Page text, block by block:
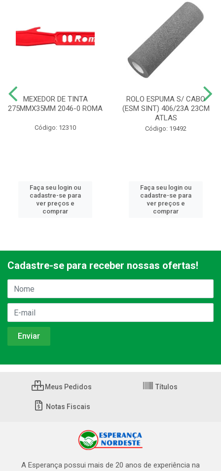
MEXEDOR DE TINTA
275MMX35MM 2046-0 ROMA
Código: 12310
Faça seu login ou
cadastre-se para
ver preços e
comprar
ROLO ESPUMA S/ CABO
(ESM SINT) 406/23A 23CM
ATLAS
Código: 19492
Faça seu login ou
cadastre-se para
ver preços e
comprar
Cadastre-se para receber nossas ofertas!
Meus Pedidos Títulos
Notas Fiscais
A Esperança possui mais de 20 anos de experiência na